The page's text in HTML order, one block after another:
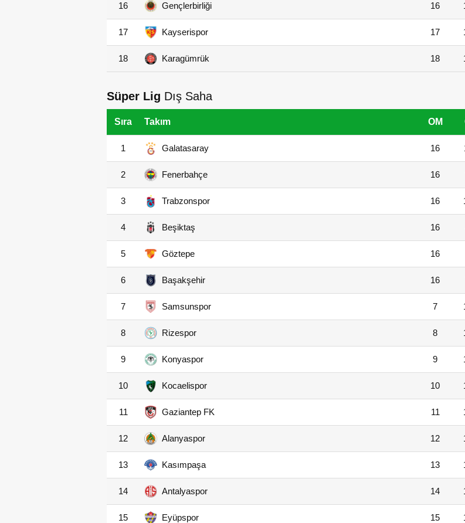
16 Gençlerbirliği 16
17 Kayserispor 17
18 Karagümrük 18
Süper Lig Dış Saha
Sıra Takım OM
1 Galatasaray 16
2 Fenerbahçe 16
3 Trabzonspor 16
4 Beşiktaş 16
5 Göztepe 16
6 Başakşehir 16
7 Samsunspor 7
8 Rizespor 8
9 Konyaspor 9
10 Kocaelispor 10
11 Gaziantep FK 11
12 Alanyaspor 12
13 Kasımpaşa 13
14 Antalyaspor 14
15 Eyüpspor 15